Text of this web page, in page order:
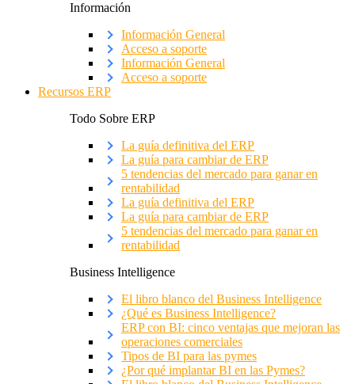
Información
Información General
Acceso a soporte
Información General
Acceso a soporte
Recursos ERP
Todo Sobre ERP
La guía definitiva del ERP
La guía para cambiar de ERP
5 tendencias del mercado para ganar en
rentabilidad
La guía definitiva del ERP
La guía para cambiar de ERP
5 tendencias del mercado para ganar en
rentabilidad
Business Intelligence
El libro blanco del Business Intelligence
¿Qué es Business Intelligence?
ERP con BI: cinco ventajas que mejoran las
operaciones comerciales
Tipos de BI para las pymes
¿Por qué implantar BI en las Pymes?